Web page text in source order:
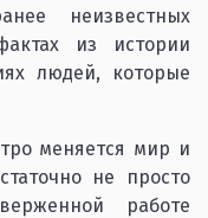
неизвестных
из истории
людей, которые
меняется мир и
не просто
работе